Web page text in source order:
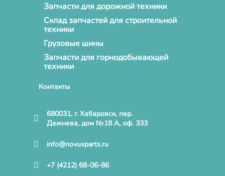
Запчасти для дорожной техники
Склад запчастей для строительной
техники
Грузовые шины
Запчасти для горнодобывающей
техники
Контакты
680031, г. Хабаровск, пер.
Дежнева, дом №18 А, оф. 333
info@novusparts.ru
+7 (4212) 68-06-86